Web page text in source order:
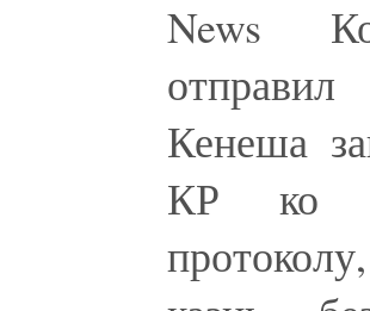
News
Кенеша
КР ко